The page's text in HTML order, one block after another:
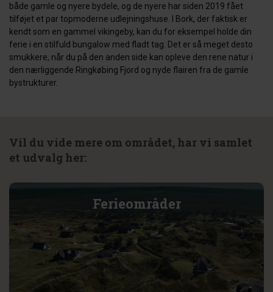
både gamle og nyere bydele, og de nyere har siden 2019 fået
tilføjet et par topmoderne udlejningshuse. I Bork, der faktisk er
kendt som en gammel vikingeby, kan du for eksempel holde din
ferie i en stilfuld bungalow med fladt tag. Det er så meget desto
smukkere, når du på den anden side kan opleve den rene natur i
den nærliggende Ringkøbing Fjord og nyde flairen fra de gamle
bystrukturer.
Vil du vide mere om området, har vi samlet
et udvalg her:
Ferieområder